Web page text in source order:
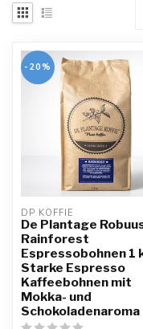
-20%
DP KOFFIE
De Plantage
Rainforest
Espressobohnen 1
Starke Espresso
Kaffeebohnen mit
Mokka- und
Schokoladenaroma